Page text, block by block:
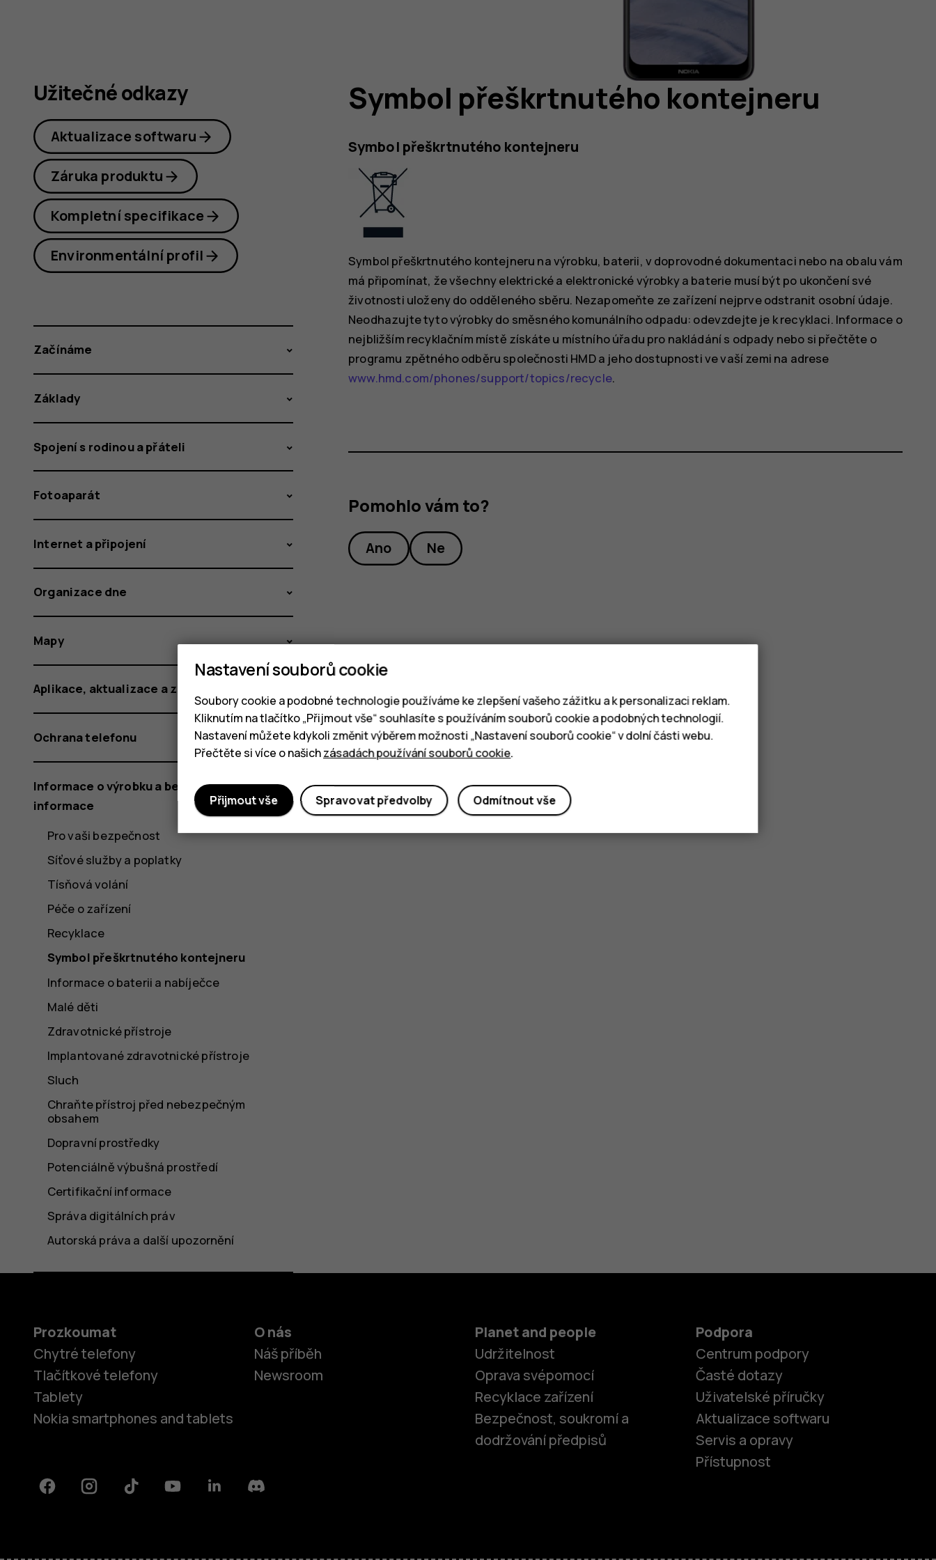
Symbol přeškrtnutého kontejneru
Symbol přeškrtnutého kontejneru
Symbol přeškrtnutého kontejneru na výrobku, baterii, v doprovodné dokumentaci nebo na obalu vám
má připomínat, že všechny elektrické a elektronické výrobky a baterie musí být po ukončení své
životnosti uloženy do odděleného sběru. Nezapomeňte ze zařízení nejprve odstranit osobní údaje.
Neodhazujte tyto výrobky do směsného komunálního odpadu: odevzdejte je k recyklaci. Informace o
nejbližším recyklačním místě získáte u místního úřadu pro nakládání s odpady nebo si přečtěte o
programu zpětného odběru společnosti HMD a jeho dostupnosti ve vaší zemi na adrese
www.hmd.com/phones/support/topics/recycle.
Pomohlo vám to?
Ano Ne
Užitečné odkazy
Aktualizace softwaru
Záruka produktu
Kompletní specifikace
Environmentální profil
Začínáme
Základy
Spojení s rodinou a přáteli
Fotoaparát
Internet a připojení
Organizace dne
Mapy
Aplikace, aktualizace a zálohování
Ochrana telefonu
Informace o výrobku a bezpečnostní
informace
Pro vaši bezpečnost
Síťové služby a poplatky
Tísňová volání
Péče o zařízení
Recyklace
Symbol přeškrtnutého kontejneru
Informace o baterii a nabíječce
Malé děti
Zdravotnické přístroje
Implantované zdravotnické přístroje
Sluch
Chraňte přístroj před nebezpečným
obsahem
Dopravní prostředky
Potenciálně výbušná prostředí
Certifikační informace
Správa digitálních práv
Autorská práva a další upozornění
Prozkoumat
Chytré telefony
Tlačítkové telefony
Tablety
Nokia smartphones and tablets
O nás
Náš příběh
Newsroom
Planet and people
Udržitelnost
Oprava svépomocí
Recyklace zařízení
Bezpečnost, soukromí a
dodržování předpisů
Podpora
Centrum podpory
Časté dotazy
Uživatelské příručky
Aktualizace softwaru
Servis a opravy
Přístupnost
FacebookInstagramTiktok YoutubeLinkedinDiscord
Nastavení souborů cookie
Soubory cookie a podobné technologie používáme ke zlepšení vašeho zážitku a k personalizaci reklam.
Kliknutím na tlačítko „Přijmout vše“ souhlasíte s používáním souborů cookie a podobných technologií.
Nastavení můžete kdykoli změnit výběrem možnosti „Nastavení souborů cookie“ v dolní části webu.
Přečtěte si více o našichzásadách používání souborů cookie.
Odmítnout vše
Spravovat předvolby
Přijmout vše